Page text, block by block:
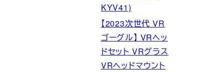
KYV41)
【2023次世代 VR
ゴーグル】 VRヘッ
ドセット VRグラス
VRヘッドマウント